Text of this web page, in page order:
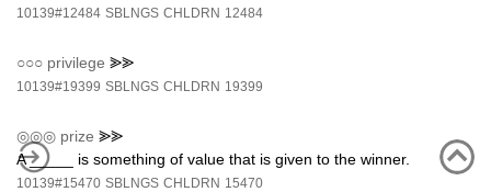
10139#12484 SBLNGS CHLDRN 12484
○○○ privilege ⪢⪢
10139#19399 SBLNGS CHLDRN 19399
◎◎◎ prize ⪢⪢
A _____ is something of value that is given to the winner.
10139#15470 SBLNGS CHLDRN 15470